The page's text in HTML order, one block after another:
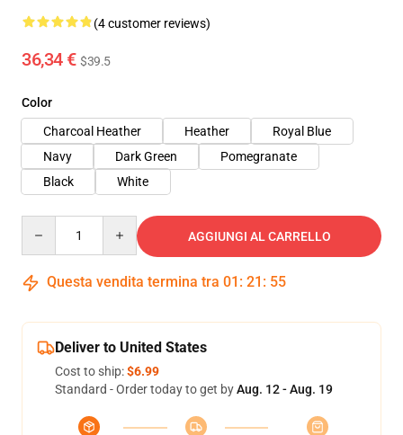
(4 customer reviews)
36,34 € $39.5
Color
Charcoal Heather
Heather
Royal Blue
Navy
Dark Green
Pomegranate
Black
White
AGGIUNGI AL CARRELLO
Questa vendita termina tra 01 : 21 : 54
Deliver to United States
Cost to ship:$6.99
Standard - Order today to get byAug. 12 - Aug. 19